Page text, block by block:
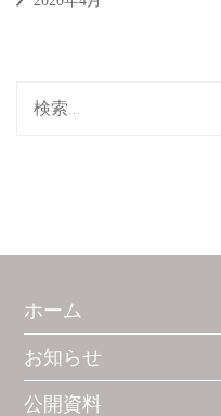
検
ホーム
お知らせ
公開資料